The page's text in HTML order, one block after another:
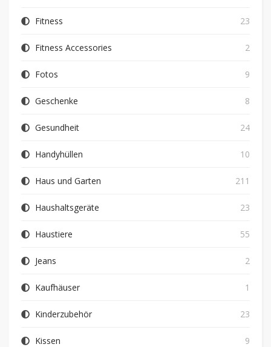
Fitness 23
Fitness Accessories 2
Fotos 9
Geschenke 8
Gesundheit 24
Handyhüllen 10
Haus und Garten 211
Haushaltsgeräte 23
Haustiere 55
Jeans 2
Kaufhäuser 1
Kinderzubehör 23
Kissen 9